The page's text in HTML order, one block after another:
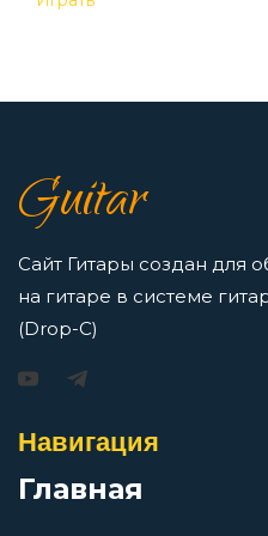
Колхозный панк
Колыбельная
Комары
7 нот в музыке: До, Ре,
Просмотров: 16413 чел.
Перейти
гитары
Перейти
Guitar
Сайт Гитары создан для
на гитаре в системе
(Drop-C)
Навигация
Главная